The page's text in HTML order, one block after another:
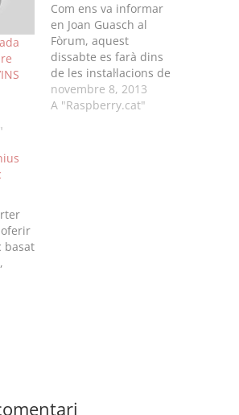
Com ens va informar
en Joan Guasch al
Fòrum, aquest
dissabte es farà dins
de les instal·lacions de
la BcnDevCon un
taller d'iniciació a
novembre 8, 2013
A "Raspberry.cat"
basat